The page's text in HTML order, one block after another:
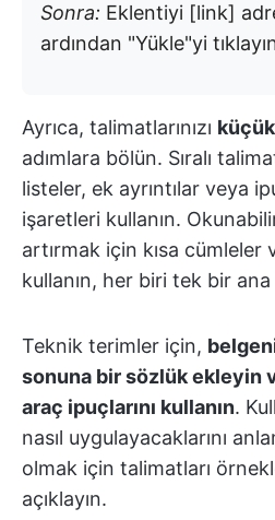
Sonra: Eklentiyi [link]
ardından "Yükle"yi
Ayrıca, talimatlarınızı
adımlara bölün. Sıralı
listeler, ek ayrıntılar veya
işaretleri kullanın.
artırmak için kısa cümleler
kullanın, her biri tek bir
Teknik terimler için,
sonuna bir sözlük ekleyin
araç ipuçlarını kullanın.
nasıl uygulayacaklarını
olmak için talimatları
açıklayın.